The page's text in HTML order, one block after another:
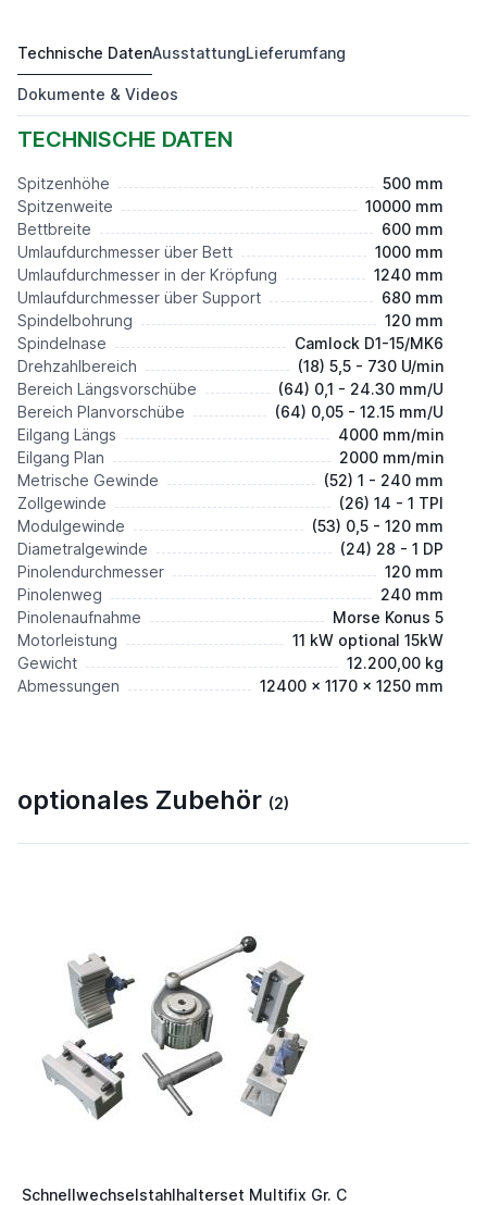
DKM 1000 H
Preis auf Anfrage*
Technische DatenAusstattungLieferumfang
Dokumente & Videos
TECHNISCHE DATEN
Spitzenhöhe
500 mm
Spitzenweite
10000 mm
Bettbreite
600 mm
Umlaufdurchmesser über Bett
1000 mm
Umlaufdurchmesser in der Kröpfung
1240 mm
Umlaufdurchmesser über Support
680 mm
Spindelbohrung
120 mm
Spindelnase
Camlock D1-15/MK6
Drehzahlbereich
(18) 5,5 - 730 U/min
Bereich Längsvorschübe
(64) 0,1 - 24.30 mm/U
Bereich Planvorschübe
(64) 0,05 - 12.15 mm/U
Eilgang Längs
4000 mm/min
Eilgang Plan
2000 mm/min
Metrische Gewinde
(52) 1 - 240 mm
Zollgewinde
(26) 14 - 1 TPI
Modulgewinde
(53) 0,5 - 120 mm
Diametralgewinde
(24) 28 - 1 DP
Pinolendurchmesser
120 mm
Pinolenweg
240 mm
Pinolenaufnahme
Morse Konus 5
Motorleistung
11 kW optional 15kW
Gewicht
12.200,00 kg
Abmessungen
12400 x 1170 x 1250 mm
optionales Zubehör (2)
Schnellwechselstahlhalterset Multifix Gr. C